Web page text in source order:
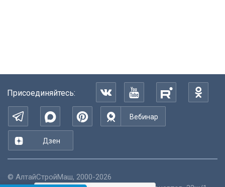
Присоединяйтесь:
Вебинар
Дзен
© АлтайСтройМаш, 2000-2026